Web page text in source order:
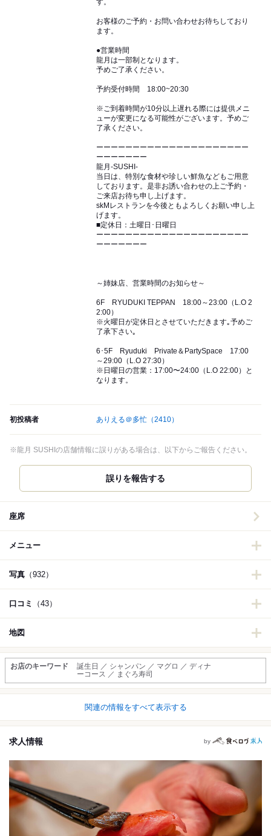
す。
お客様のご予約・お問い合わせお待ちしており
ます。
●営業時間
龍月は一部制となります。
予めご了承ください。
予約受付時間 18:00~20:30
※ご到着時間が10分以上遅れる際には提供メニ
ューが変更になる可能性がございます。予めご
了承ください。
ーーーーーーーーーーーーーーーーーーーーー
ーーーーーーー
龍月-SUSHI-
当日は、特別な食材や珍しい鮮魚などもご用意
しております。是非お誘い合わせの上ご予約・
ご来店お待ち申し上げます。
skMレストランを今後ともよろしくお願い申し上
げます。
■定休日：土曜日･日曜日
ーーーーーーーーーーーーーーーーーーーーー
ーーーーーーー
～姉妹店、営業時間のお知らせ～
6F RYUDUKI TEPPAN 18:00～23:00（L.O 2
2:00）
※火曜日が定休日とさせていただきます｡予めご
了承下さい｡
6･5F Ryuduki Private＆PartySpace 17:00
～29:00（L.O 27:30）
※日曜日の営業：17:00〜24:00（L.O 22:00）と
なります。
初投稿者 ありえる＠多忙 （2410）
※龍月 SUSHIの店舗情報に誤りがある場合は、以下からご報告ください。
誤りを報告する
座席
メニュー
写真 （932）
口コミ （43）
地図
お店のキーワード
誕生日 ／ シャンパン ／ マグロ ／ ディナ
ーコース ／ まぐろ寿司
関連の情報をすべて表示する
求人情報 by